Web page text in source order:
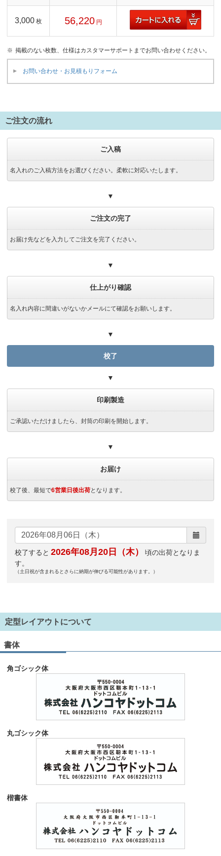
3,000 枚 56,220 円
掲載のない枚数、仕様はカスタマーサポートまでお問い合わせください。
お問い合わせ・お見積もりフォーム
ご注文の流れ
ご入稿
名入れのご入稿方法をお選びください。柔軟に対応いたします。
▼
ご注文の完了
お届け先などを入力してご注文を完了ください。
▼
仕上がり確認
名入れ内容に間違いがないかメールにて確認をお願いします。
▼
校了
▼
印刷製造
ご承認いただけましたら、封筒の印刷を開始します。
▼
お届け
校了後、最短で6営業日後出荷となります。
校了すると 2026年08月20日（木）
頃の出荷となりま
す。
（土日祝が含まれるとさらに納期が伸びる可能性があります。）
定型レイアウトについて
書体
角ゴシック体
丸ゴシック体
楷書体